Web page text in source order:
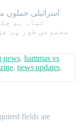
تباہ ہو
مجموعی طور پر
news, hammas vs
, news updates,
fields are